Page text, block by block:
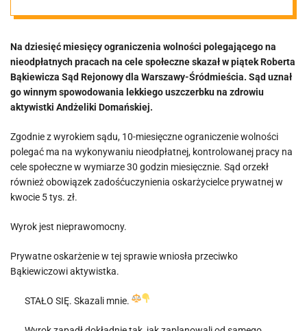
społeczne
Na dziesięć miesięcy ograniczenia wolności polegającego na
nieodpłatnych pracach na cele społeczne skazał w piątek Roberta
Bąkiewicza Sąd Rejonowy dla Warszawy-Śródmieścia. Sąd uznał
go winnym spowodowania lekkiego uszczerbku na zdrowiu
aktywistki Andżeliki Domańskiej.
Zgodnie z wyrokiem sądu, 10-miesięczne ograniczenie wolności
polegać ma na wykonywaniu nieodpłatnej, kontrolowanej pracy na
cele społeczne w wymiarze 30 godzin miesięcznie. Sąd orzekł
również obowiązek zadośćuczynienia oskarżycielce prywatnej w
kwocie 5 tys. zł.
Wyrok jest nieprawomocny.
Prywatne oskarżenie w tej sprawie wniosła przeciwko
Bąkiewiczowi aktywistka.
STAŁO SIĘ. Skazali mnie.